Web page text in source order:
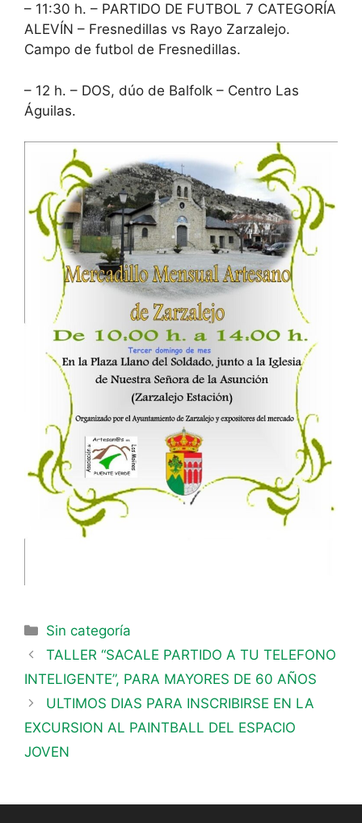
– 11:30 h. – PARTIDO DE FUTBOL 7 CATEGORÍA
ALEVÍN – Fresnedillas vs Rayo Zarzalejo.
Campo de futbol de Fresnedillas.
– 12 h. – DOS, dúo de Balfolk – Centro Las
Águilas.
Sin categoría
TALLER “SACALE PARTIDO A TU TELEFONO
INTELIGENTE”, PARA MAYORES DE 60 AÑOS
ULTIMOS DIAS PARA INSCRIBIRSE EN LA
EXCURSION AL PAINTBALL DEL ESPACIO
JOVEN